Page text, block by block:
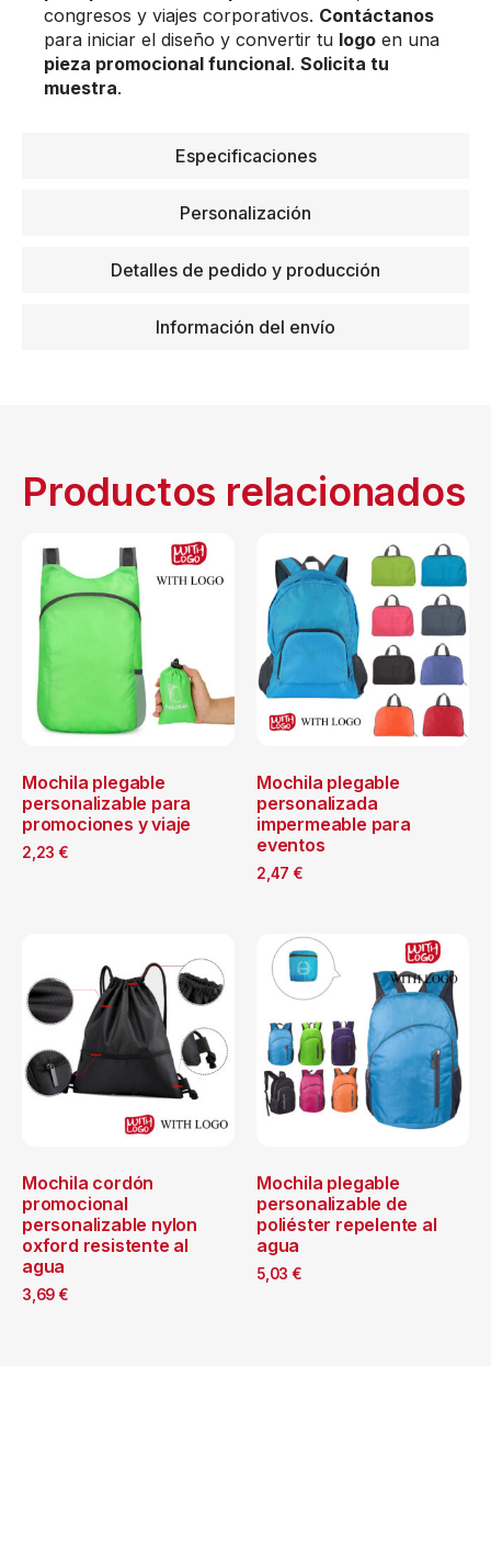
Especificaciones
Personalización
Detalles de pedido y producción
Información del envío
congresos y viajes corporativos. Contáctanos
para iniciar el diseño y convertir tu logo en una
pieza promocional funcional. Solicita tu
muestra.
Productos relacionados
Mochila plegable
personalizable para
promociones y viaje
2,23 €
Mochila plegable
personalizada
impermeable para
eventos
2,47 €
Mochila cordón
promocional
personalizable nylon
oxford resistente al
agua
3,69 €
Mochila plegable
personalizable de
poliéster repelente al
agua
5,03 €